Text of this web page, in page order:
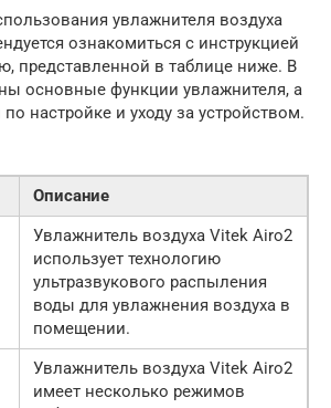
увлажнителя воздуха
ознакомиться с инструкцией
представленной в таблице ниже. В
основные функции увлажнителя, а
настройке и уходу за устройством.
Описание
Увлажнитель воздуха Vitek Airo2
использует технологию
ультразвукового распыления
воды для увлажнения воздуха в
помещении.
Увлажнитель воздуха Vitek Airo2
имеет несколько режимов